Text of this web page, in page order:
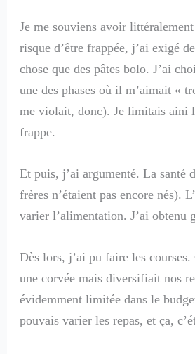
Je me souviens avoir
risque d’être frappée, j’ai exigé
chose que des pâtes bolo. J’ai
une des phases où il m’aimait «
me violait, donc). Je limitais aini
frappe.
Et puis, j’ai argumenté. La santé
frères n’étaient pas encore nés).
varier l’alimentation. J’ai obtenu
Dès lors, j’ai pu faire les
une corvée mais diversifiait nos
évidemment limitée dans le
pouvais varier les repas, et ça,